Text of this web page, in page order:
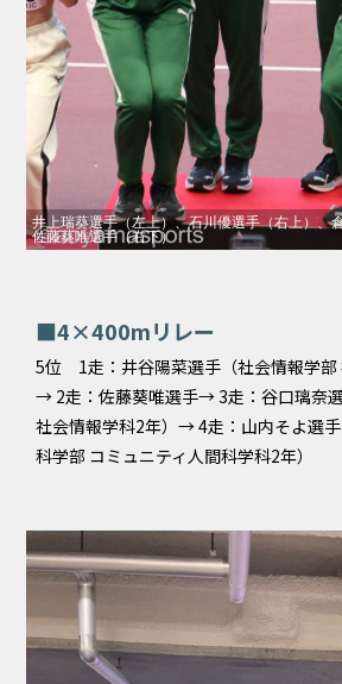
井上瑞葵選手（左上）、石川優選手（右上）、
佐藤葵唯選手（右下）
■4×400mリレー
5位 1走：井谷陽菜選手（社会情報学部
→ 2走：佐藤葵唯選手→ 3走：谷口璃奈
社会情報学科2年）→ 4走：山内そよ選
科学部 コミュニティ人間科学科2年）